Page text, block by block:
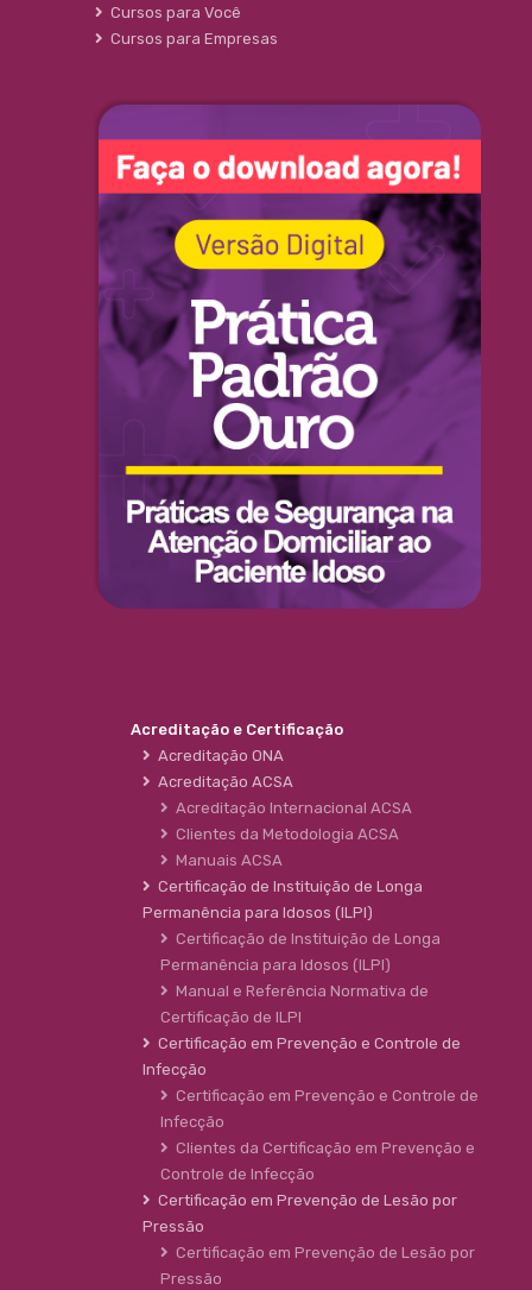
Cursos para Você
Cursos para Empresas
Acreditação e Certificação
Acreditação ONA
Acreditação ACSA
Acreditação Internacional ACSA
Clientes da Metodologia ACSA
Manuais ACSA
Certificação de Instituição de Longa
Permanência para Idosos (ILPI)
Certificação de Instituição de Longa
Permanência para Idosos (ILPI)
Manual e Referência Normativa de
Certificação de ILPI
Certificação em Prevenção e Controle de
Infecção
Certificação em Prevenção e Controle de
Infecção
Clientes da Certificação em Prevenção e
Controle de Infecção
Certificação em Prevenção de Lesão por
Pressão
Certificação em Prevenção de Lesão por
Pressão